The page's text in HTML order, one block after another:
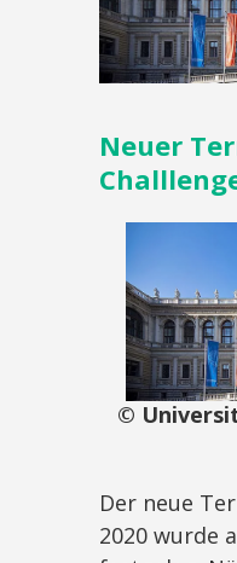
Neuer
©
Der neue
2020 wurde